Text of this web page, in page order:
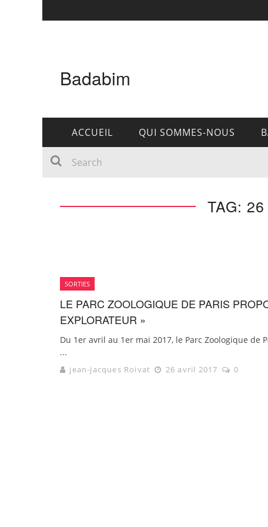
Badabim
ACCUEIL QUI SOMMES-NOUS
TAG:
SORTIES
LE PARC ZOOLOGIQUE DE PARIS
EXPLORATEUR »
Du 1er avril au 1er mai 2017, le Parc Zoologique
...
jean-jacques Roivat 26 avril 2017 0